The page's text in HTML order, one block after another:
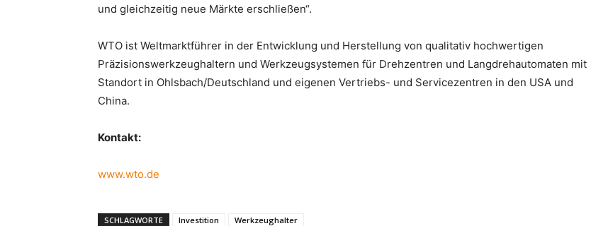
und gleichzeitig neue Märkte erschließen“.
WTO ist Weltmarktführer in der Entwicklung und Herstellung von qualitativ hochwertigen
Präzisionswerkzeughaltern und Werkzeugsystemen für Drehzentren und Langdrehautomaten mit
Standort in Ohlsbach/Deutschland und eigenen Vertriebs- und Servicezentren in den USA und
China.
Kontakt:
www.wto.de
SCHLAGWORTE Investition Werkzeughalter